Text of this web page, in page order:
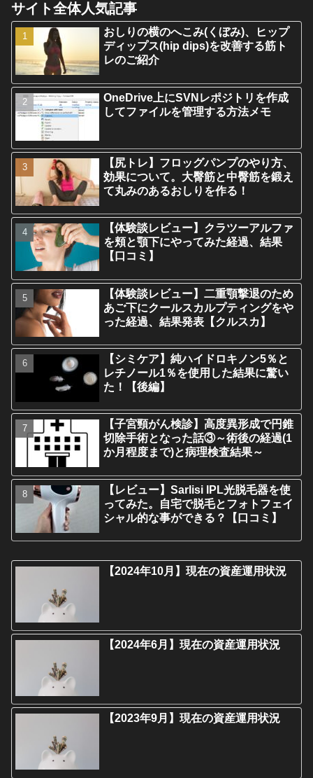
サイト全体人気記事
おしりの横のへこみ(くぼみ)、ヒップ
ディップス(hip dips)を改善する筋ト
レのご紹介
OneDrive上にSVNレポジトリを作成
してファイルを管理する方法メモ
【尻トレ】フロッグパンプのやり方、
効果について。大臀筋と中臀筋を鍛え
て丸みのあるおしりを作る！
【体験談レビュー】クラツーアルファ
を頬と顎下にやってみた経過、結果
【口コミ】
【体験談レビュー】二重顎撃退のため
あご下にクールスカルプティングをや
った経過、結果発表【クルスカ】
【シミケア】純ハイドロキノン5％と
レチノール1％を使用した結果に驚い
た！【後編】
【子宮頸がん検診】高度異形成で円錐
切除手術となった話③～術後の経過(1
か月程度まで)と病理検査結果～
【レビュー】Sarlisi IPL光脱毛器を使
ってみた。自宅で脱毛とフォトフェイ
シャル的な事ができる？【口コミ】
【2024年10月】現在の資産運用状況
【2024年6月】現在の資産運用状況
【2023年9月】現在の資産運用状況